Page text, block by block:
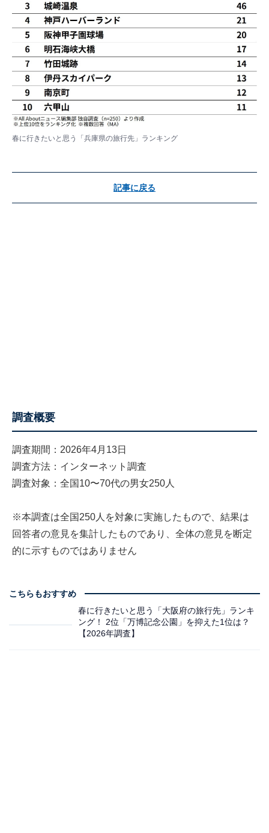
春に行きたいと思う「兵庫県の旅行先」ランキング
記事に戻る
調査概要
調査期間：2026年4月13日
調査方法：インターネット調査
調査対象：全国10〜70代の男女250人
※本調査は全国250人を対象に実施したもので、結果は
回答者の意見を集計したものであり、全体の意見を断定
的に示すものではありません
こちらもおすすめ
春に行きたいと思う「大阪府の旅行先」ランキ
ング！ 2位「万博記念公園」を抑えた1位は？
【2026年調査】